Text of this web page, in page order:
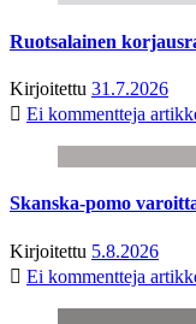
Ruotsalainen
Kirjoitettu 31.7.2026
Ei kommentteja
Skanska-pomo
Kirjoitettu 5.8.2026
Ei kommentteja